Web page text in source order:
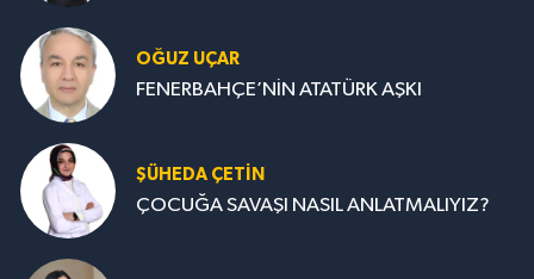
OĞUZ UÇAR
FENERBAHÇE’NİN ATATÜRK AŞKI
ŞÜHEDA ÇETİN
ÇOCUĞA SAVAŞI NASIL ANLATMALIYIZ?